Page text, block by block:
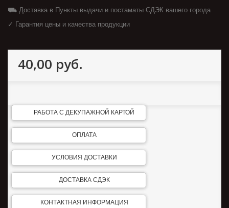
⛟ Доставка в Пункты выдачи и постаматы СДЭК вашего города
✓ Гарантия цены и качества продукции
40,00 руб.
РАБОТА С ДЕКУПАЖНОЙ КАРТОЙ
ОПЛАТА
УСЛОВИЯ ДОСТАВКИ
ДОСТАВКА СДЭК
КОНТАКТНАЯ ИНФОРМАЦИЯ